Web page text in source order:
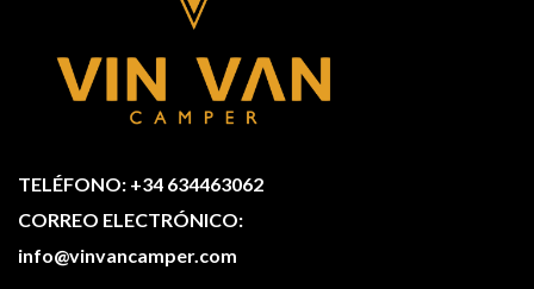
TELÉFONO: +34 634463062
CORREO ELECTRÓNICO:
info@vinvancamper.com